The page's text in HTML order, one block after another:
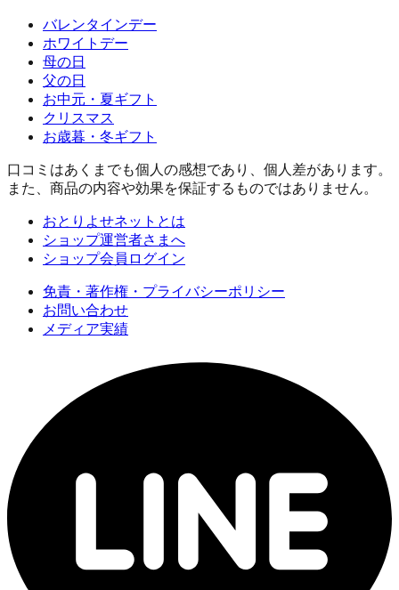
バレンタインデー
ホワイトデー
母の日
父の日
お中元・夏ギフト
クリスマス
お歳暮・冬ギフト
口コミはあくまでも個人の感想であり、個人差があります。
また、商品の内容や効果を保証するものではありません。
おとりよせネットとは
ショップ運営者さまへ
ショップ会員ログイン
免責・著作権・プライバシーポリシー
お問い合わせ
メディア実績